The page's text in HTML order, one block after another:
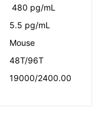
480 pg/mL
5.5 pg/mL
Mouse
48T/96T
19000/2400.00